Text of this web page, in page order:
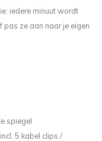
iedere minuut wordt
pas ze aan naar je eigen
spiegel
5 kabel clips /